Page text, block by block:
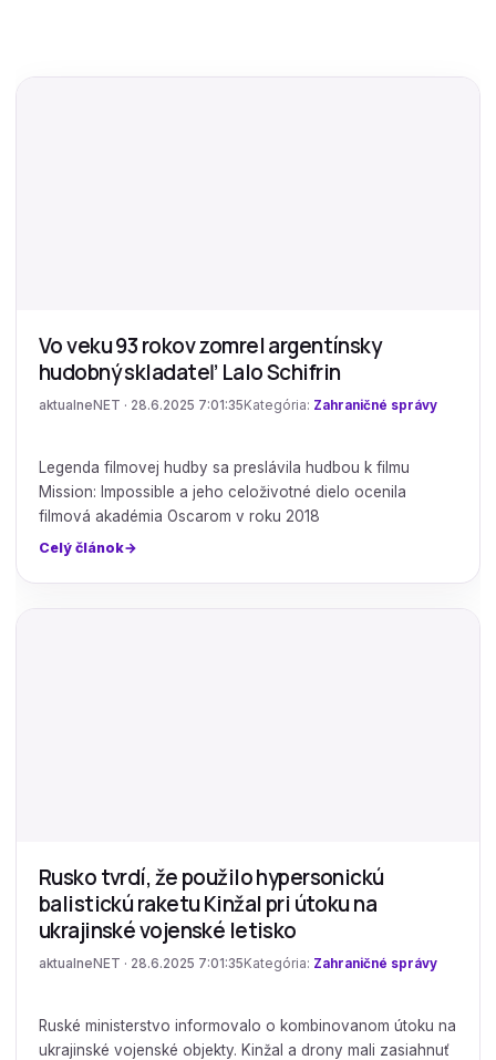
Vo veku 93 rokov zomrel argentínsky
hudobný skladateľ Lalo Schifrin
aktualneNET · 28.6.2025 7:01:35 Kategória: Zahraničné správy
Legenda filmovej hudby sa preslávila hudbou k filmu
Mission: Impossible a jeho celoživotné dielo ocenila
filmová akadémia Oscarom v roku 2018
Celý článok
Rusko tvrdí, že použilo hypersonickú
balistickú raketu Kinžal pri útoku na
ukrajinské vojenské letisko
aktualneNET · 28.6.2025 7:01:35 Kategória: Zahraničné správy
Ruské ministerstvo informovalo o kombinovanom útoku na
ukrajinské vojenské objekty. Kinžal a drony mali zasiahnuť